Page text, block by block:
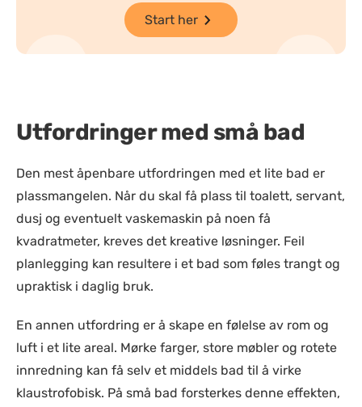
Start her
Utfordringer med små bad
Den mest åpenbare utfordringen med et lite bad er
plassmangelen. Når du skal få plass til toalett, servant,
dusj og eventuelt vaskemaskin på noen få
kvadratmeter, kreves det kreative løsninger. Feil
planlegging kan resultere i et bad som føles trangt og
upraktisk i daglig bruk.
En annen utfordring er å skape en følelse av rom og
luft i et lite areal. Mørke farger, store møbler og rotete
innredning kan få selv et middels bad til å virke
klaustrofobisk. På små bad forsterkes denne effekten,